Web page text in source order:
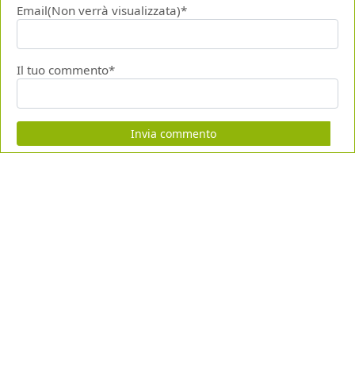
Email(Non verrà visualizzata)*
Il tuo commento*
Invia commento